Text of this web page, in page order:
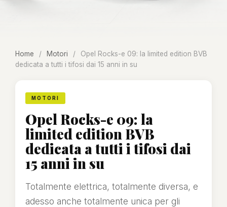
Home / Motori /
Opel Rocks-e 09: la limited edition BVB
dedicata a tutti i tifosi dai 15 anni in su
MOTORI
Opel Rocks-e 09: la
limited edition BVB
dedicata a tutti i tifosi dai
15 anni in su
Totalmente elettrica, totalmente diversa, e
adesso anche totalmente unica per gli